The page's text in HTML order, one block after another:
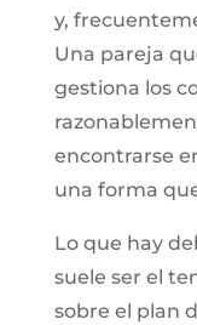
y,
Una pareja
gestiona los
encontrarse
una forma
Lo que hay
suele ser el
sobre el plan